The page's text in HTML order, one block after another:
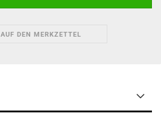
AUF DEN MERKZETTEL